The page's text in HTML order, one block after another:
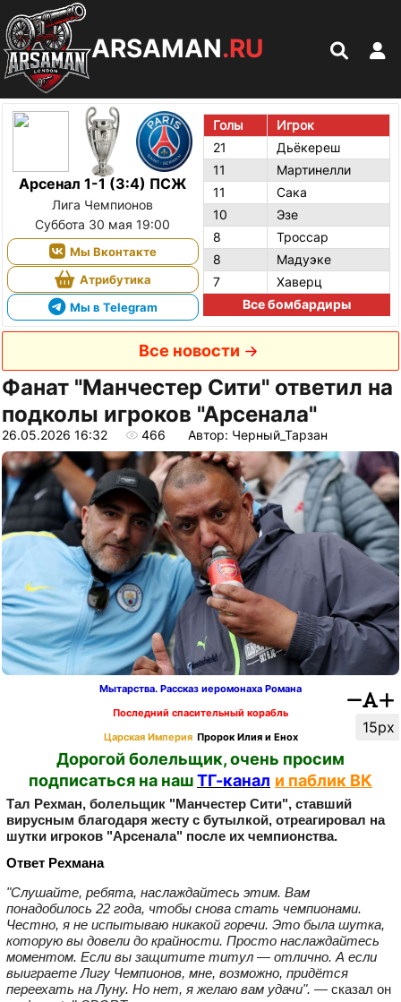
ARSAMAN.RU
Арсенал 1-1 (3:4) ПСЖ
Лига Чемпионов
Суббота 30 мая 19:00
Мы Вконтакте
Атрибутика
Мы в Telegram
Голы
Игрок
21
Дьёкереш
11
Мартинелли
11
Сака
10
Эзе
8
Троссар
8
Мадуэке
7
Хаверц
Все бомбардиры
Все новости
Фанат "Манчестер Сити" ответил на
подколы игроков "Арсенала"
26.05.2026 16:32 466 Автор: Черный_Тарзан
15px
Мытарства. Рассказ иеромонаха Романа
Последний спасительный корабль
Царская Империя Пророк Илия и Енох
Дорогой болельщик, очень просим
подписаться на нашТГ-канал и паблик ВК
Тал Рехман, болельщик "Манчестер Сити", ставший
вирусным благодаря жесту с бутылкой, отреагировал на
шутки игроков "Арсенала" после их чемпионства.
Ответ Рехмана
"Слушайте, ребята, наслаждайтесь этим. Вам
понадобилось 22 года, чтобы снова стать чемпионами.
Честно, я не испытываю никакой горечи. Это была шутка,
которую вы довели до крайности. Просто наслаждайтесь
моментом. Если вы защитите титул — отлично. А если
выиграете Лигу Чемпионов, мне, возможно, придётся
переехать на Луну. Но нет, я желаю вам удачи". — сказал он